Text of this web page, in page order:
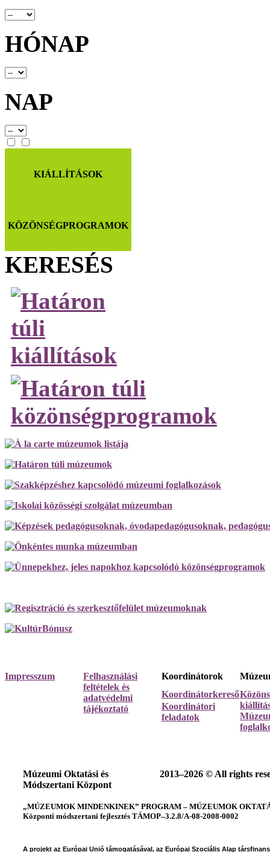
HÓNAP
NAP
KIÁLLÍTÁSOK
KÖZÖNSÉGPROGRAMOK
KERESÉS
Impresszum
Felhasználási
feltételek és
adatvédelmi
tájékoztató
Koordinátorok
Koordinátorkereső
Koordinátori
feladatok
Múzeumi Oktatási és
Módszertani Központ
2013–2026 © All rights
„MÚZEUMOK MINDENKINEK” PROGRAM – MÚZEUMOK
Központi módszertani fejlesztés TÁMOP–3.2.8/A-08-2008-0002
A projekt az Európai Unió támogatásával, az Európai Szociális Alap